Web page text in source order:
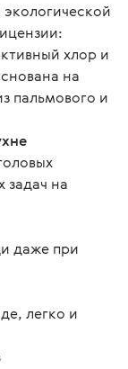
хлор и
на
пальмового и
задач на
даже при
легко и